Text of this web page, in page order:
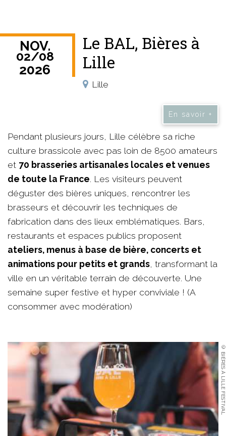
NOV.
02/08
2026
Le BAL, Bières à
Lille
Lille
En savoir +
Pendant plusieurs jours, Lille célèbre sa riche
culture brassicole avec pas loin de 8500 amateurs
et 70 brasseries artisanales locales et venues
de toute la France. Les visiteurs peuvent
déguster des bières uniques, rencontrer les
brasseurs et découvrir les techniques de
fabrication dans des lieux emblématiques. Bars,
restaurants et espaces publics proposent
ateliers, menus à base de bière, concerts et
animations pour petits et grands, transformant la
ville en un véritable terrain de découverte. Une
semaine super festive et hyper conviviale ! (A
consommer avec modération)
© BIÈRES À LILLE FESTIVAL